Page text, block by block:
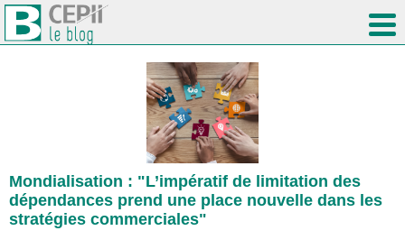
Mondialisation : "L’impératif de limitation des
dépendances prend une place nouvelle dans les
stratégies commerciales"